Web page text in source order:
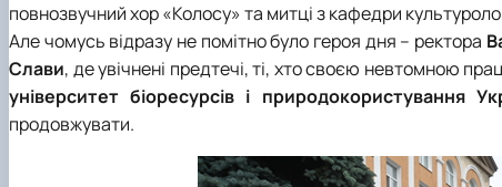
повнозвучний хор «Колосу» та митці зкафедри
Але чомусь відразу не помітно було героя дня – ректора
Слави, де увічнені предтечі, ті, хто своєю невтомною
університет біоресурсів і природокористування
продовжувати.